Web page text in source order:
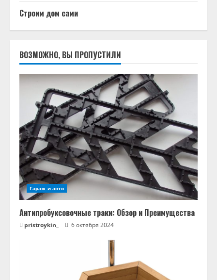
Строим дом сами
ВОЗМОЖНО, ВЫ ПРОПУСТИЛИ
Гараж и авто
Антипробуксовочные траки: Обзор и Преимущества
pristroykin_ 6 октября 2024